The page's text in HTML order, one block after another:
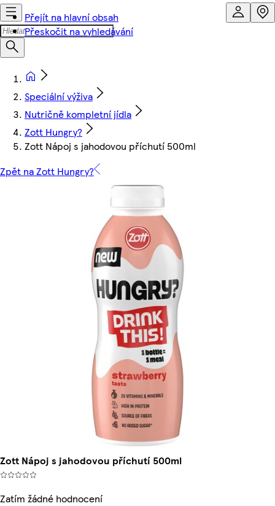
Přejít na hlavní obsah
Přeskočit na vyhledávání
Speciální výživa
Nutričně kompletní jídla
Zott Hungry?
Zott Nápoj s jahodovou příchutí 500ml
Zpět na Zott Hungry?
Zott Nápoj s jahodovou příchutí 500ml
Zatím žádné hodnocení